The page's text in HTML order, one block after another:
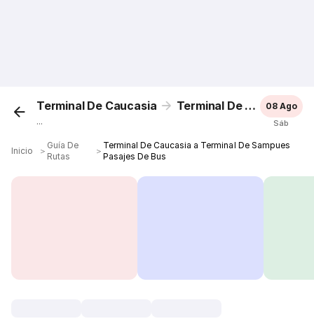
Terminal De Caucasia Terminal De Sampues
...
08 Ago
Sáb
Inicio ＞
Guía De
Rutas
＞
Terminal De Caucasia a Terminal De Sampues
Pasajes De Bus